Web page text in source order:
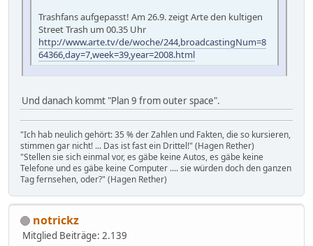
Trashfans aufgepasst! Am 26.9. zeigt Arte den kultigen
Street Trash um 00.35 Uhr
http://www.arte.tv/de/woche/244,broadcastingNum=8
64366,day=7,week=39,year=2008.html
Und danach kommt "Plan 9 from outer space".
"Ich hab neulich gehört: 35 % der Zahlen und Fakten, die so kursieren,
stimmen gar nicht! ... Das ist fast ein Drittel!" (Hagen Rether)
"Stellen sie sich einmal vor, es gäbe keine Autos, es gäbe keine
Telefone und es gäbe keine Computer .... sie würden doch den ganzen
Tag fernsehen, oder?" (Hagen Rether)
notrickz
Mitglied Beiträge: 2.139